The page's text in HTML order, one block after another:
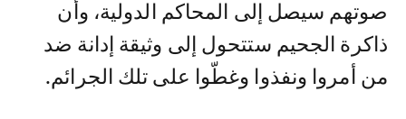
صوتهم سيصل إلى المحاكم الدولية، وأن
ذاكرة الجحيم ستتحول إلى وثيقة إدانة ضد
من أمروا ونفذوا وغطّوا على تلك الجرائم.